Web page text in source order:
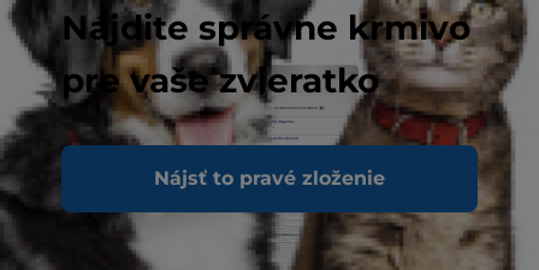
Nájdite správne krmivo
pre vaše zvieratko
Nájsť to pravé zloženie